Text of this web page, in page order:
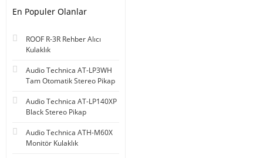
En Populer Olanlar
ROOF R-3R Rehber Alıcı
Kulaklık
Audio Technica AT-LP3WH
Tam Otomatik Stereo Pikap
Audio Technica AT-LP140XP
Black Stereo Pikap
Audio Technica ATH-M60X
Monitör Kulaklık